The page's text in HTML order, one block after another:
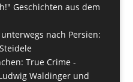
Geschichten aus dem
nach Persien:
True Crime -
Waldinger und